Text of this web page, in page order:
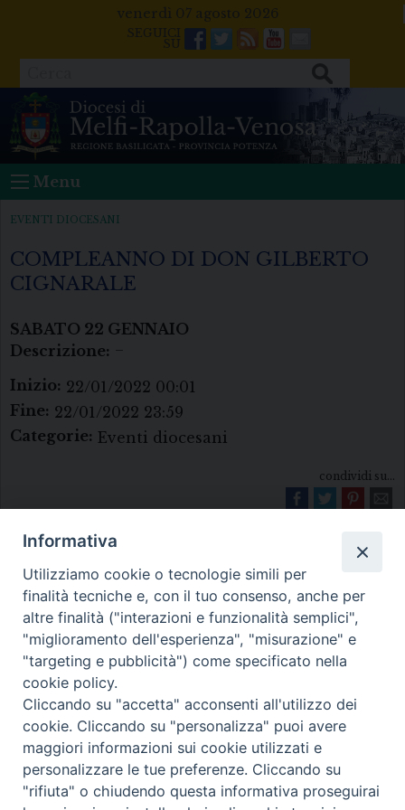
venerdì 07 agosto 2026
Facebook
Twitter
FeedsYoutube
Mail
Menu
EVENTI DIOCESANI
COMPLEANNO DI DON GILBERTO
CIGNARALE
SABATO 22 GENNAIO
Descrizione: –
Inizio: 22/01/2022 00:01
Fine: 22/01/2022 23:59
Categorie: Eventi diocesani
condividi su...
Diocesi di Melfi Rapolla Venosa
• Largo Duomo, 12 - 85025 MELFI (PZ) •
Tel. 0972238604
PEC ufficiale della Diocesi:
diocesi.melfi_rapolla_venosa@legalmail.it
Informativa
Utilizziamo cookie o tecnologie simili per
finalità tecniche e, con il tuo consenso, anche per
altre finalità ("interazioni e funzionalità semplici",
"miglioramento dell'esperienza", "misurazione" e
"targeting e pubblicità") come specificato nella
cookie policy.
Cliccando su "accetta" acconsenti all'utilizzo dei
cookie. Cliccando su "personalizza" puoi avere
maggiori informazioni sui cookie utilizzati e
personalizzare le tue preferenze. Cliccando su
"rifiuta" o chiudendo questa informativa proseguirai